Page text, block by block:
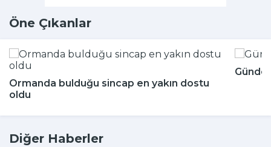
Öne Çıkanlar
Ormanda bulduğu sincap en yakın dostu
oldu
Günde
Diğer Haberler